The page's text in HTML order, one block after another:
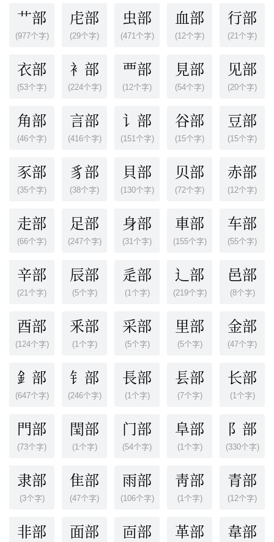
艹部
(977个字)
虍部
(29个字)
虫部
(471个字)
血部
(12个字)
行部
(21个字)
衣部
(53个字)
衤部
(224个字)
覀部
(12个字)
見部
(54个字)
见部
(20个字)
角部
(46个字)
言部
(416个字)
讠部
(151个字)
谷部
(15个字)
豆部
(15个字)
豕部
(35个字)
豸部
(38个字)
貝部
(130个字)
贝部
(72个字)
赤部
(12个字)
走部
(66个字)
足部
(247个字)
身部
(31个字)
車部
(155个字)
车部
(55个字)
辛部
(21个字)
辰部
(5个字)
辵部
(1个字)
辶部
(219个字)
邑部
(8个字)
酉部
(124个字)
釆部
(1个字)
采部
(5个字)
里部
(5个字)
金部
(47个字)
釒部
(647个字)
钅部
(246个字)
長部
(1个字)
镸部
(7个字)
长部
(1个字)
門部
(73个字)
閠部
(1个字)
门部
(54个字)
阜部
(1个字)
阝部
(330个字)
隶部
(3个字)
隹部
(47个字)
雨部
(106个字)
靑部
(1个字)
青部
(12个字)
非部 面部 靣部 革部 韋部